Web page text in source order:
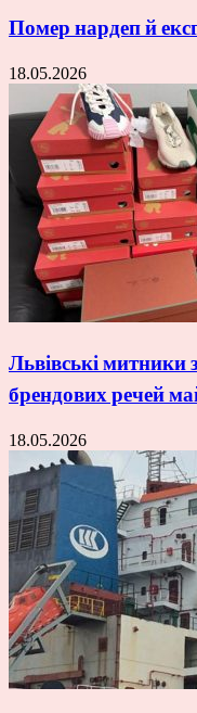
Помер нардеп й
18.05.2026
Львівські
брендових речей
18.05.2026